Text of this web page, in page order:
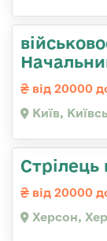
від 20000
Київ,
від 20000
Херсон,